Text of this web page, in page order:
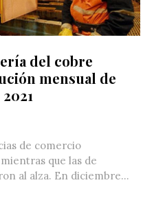
del cobre
mensual de
de comercio
que las de
al alza. En diciembre...